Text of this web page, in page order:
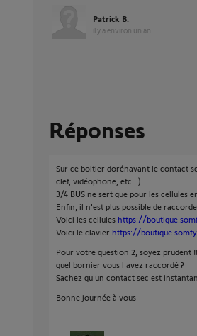
Patrick B.
il y a environ un an
Réponses
Sur ce boitier dorénavant le contact
clef, vidéophone, etc...)
3/4 BUS ne sert que pour les cellules
Enfin, il n'est plus possible de
Voici les cellules https://
Voici le clavier https://
Pour votre question 2, soyez prudent
quel bornier vous l'avez raccordé ?
Sachez qu'un contact sec est
Bonne journée à vous